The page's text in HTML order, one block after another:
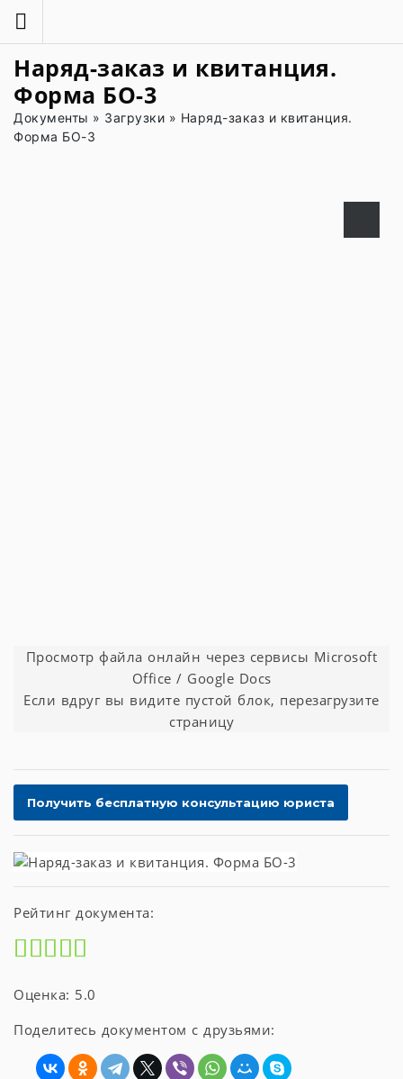
Наряд-заказ и квитанция.
Форма БО-3
Документы » Загрузки » Наряд-заказ и квитанция.
Форма БО-3
Просмотр файла онлайн через сервисы Microsoft
Office / Google Docs
Если вдруг вы видите пустой блок, перезагрузите
страницу
Рейтинг документа:
Оценка: 5.0
Поделитесь документом с друзьями: